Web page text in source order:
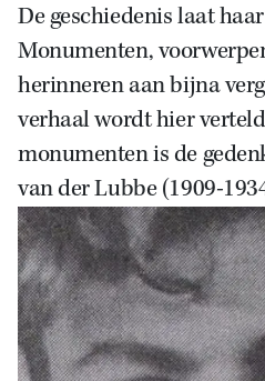
De geschiedenis laat
Monumenten,
herinneren aan bijna
verhaal wordt hier
monumenten is de
van der Lubbe (1909-